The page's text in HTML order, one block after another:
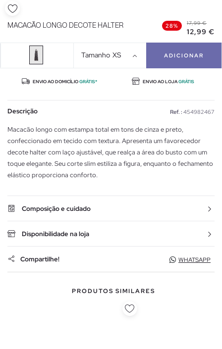
MACACÃO LONGO DECOTE HALTER 28% 17,99 €
12,99 €
Tamanho XS ADICIONAR
ENVIO AO DOMICÍLIOGRÁTIS* ENVIO AO LOJAGRÁTIS
Descrição Ref. : 454982467
Macacão longo com estampa total em tons de cinza e preto,
confeccionado em tecido com textura. Apresenta um favorecedor
decote halter com laço ajustável, que realça a área do busto com um
toque elegante. Seu corte slim estiliza a figura, enquanto o fechamento
elástico proporciona conforto.
Composição e cuidado
Disponibilidade na loja
Compartilhe! WHATSAPP
PRODUTOS SIMILARES